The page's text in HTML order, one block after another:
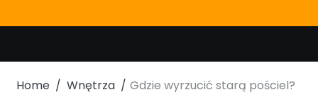
to
Home Wnętrza Gdzie wyrzucić starą pościel?